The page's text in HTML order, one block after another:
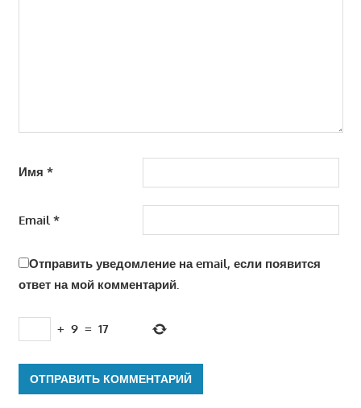
Имя *
Email *
Отправить уведомление на email, если появится
ответ на мой комментарий.
+ 9 = 17